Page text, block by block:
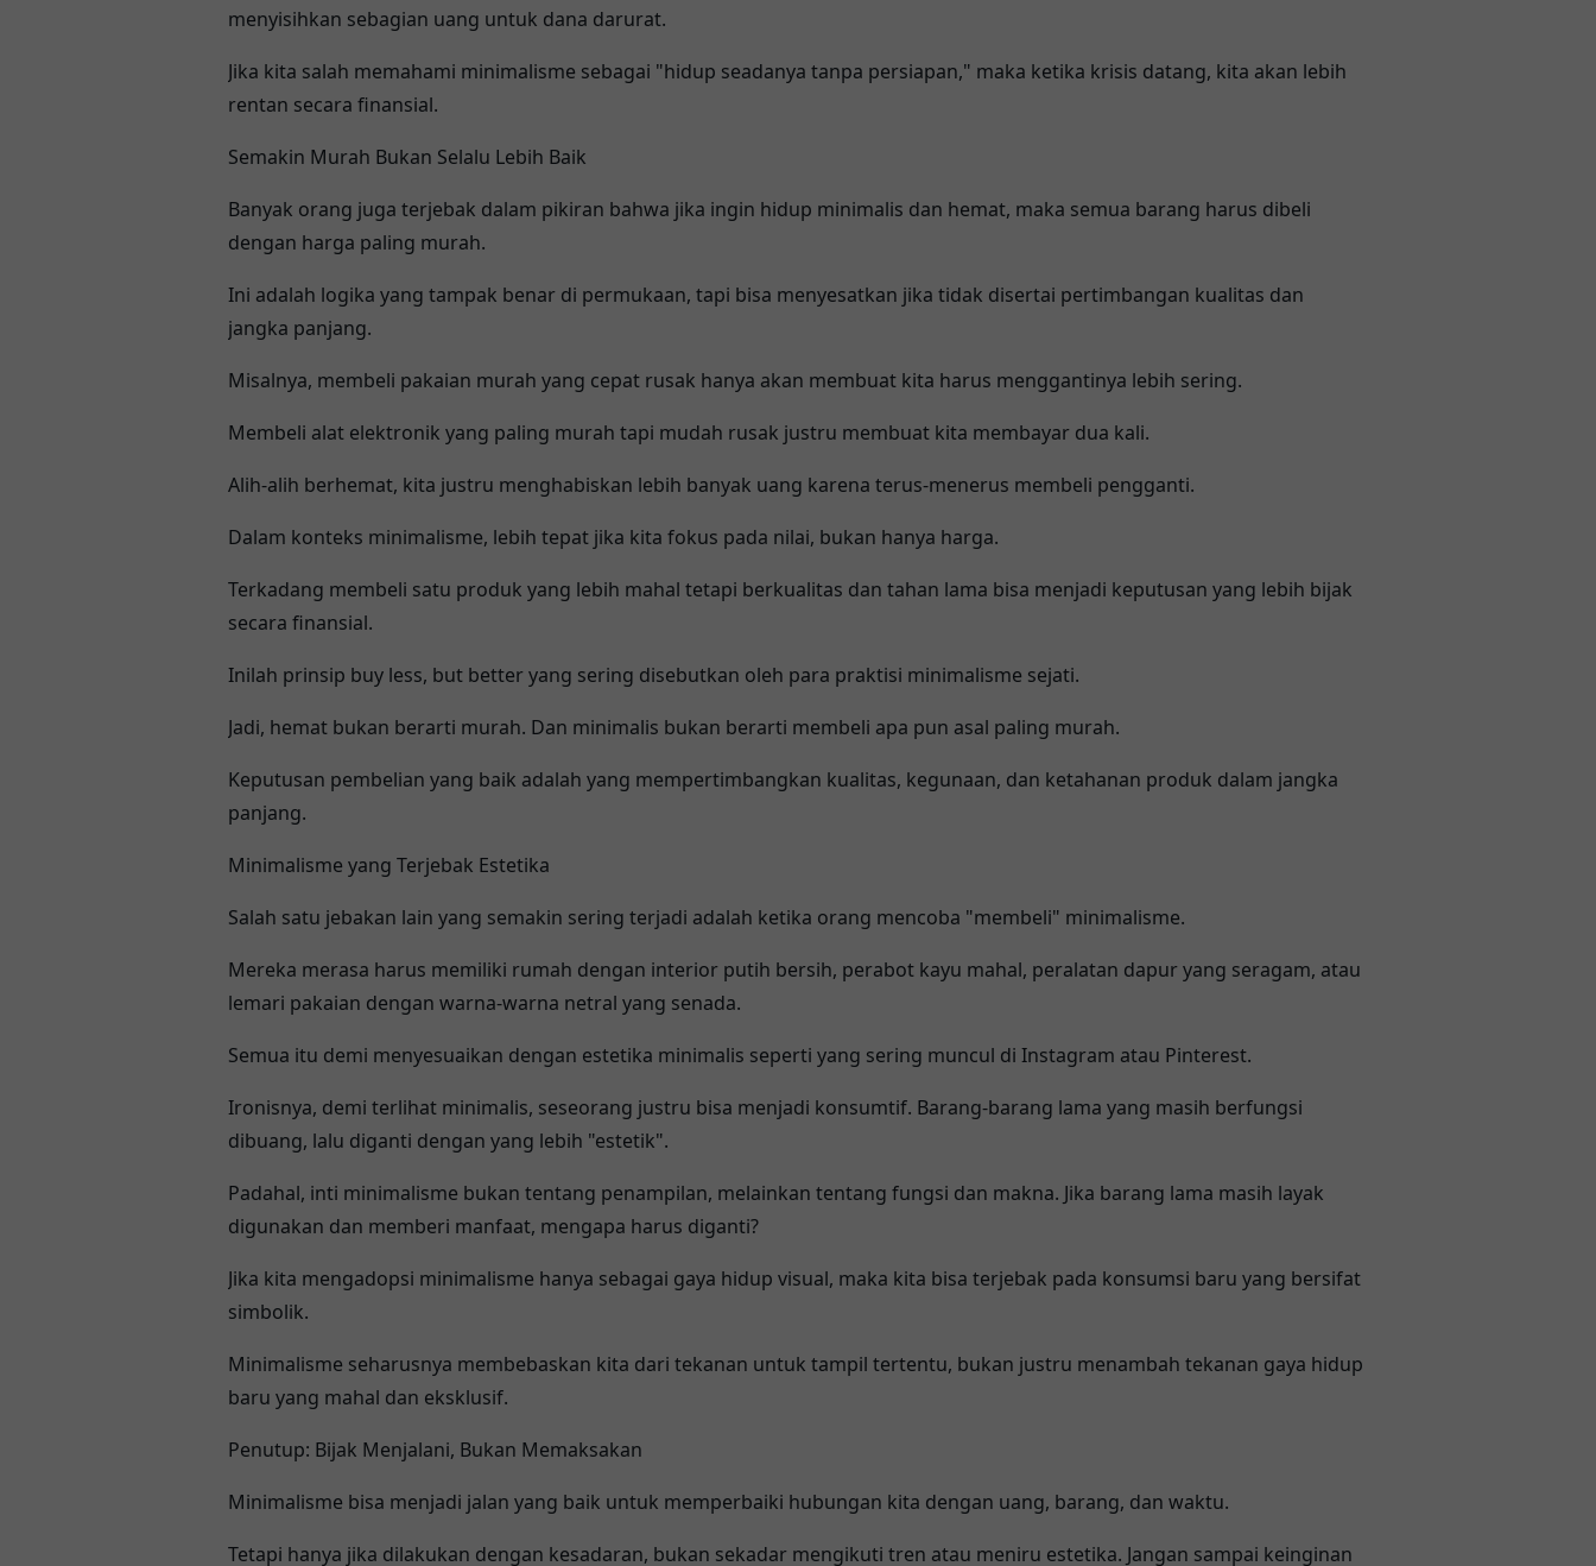
menyisihkan sebagian uang untuk dana darurat.
Jika kita salah memahami minimalisme sebagai "hidup seadanya tanpa persiapan," maka ketika krisis datang, kita akan lebih
rentan secara finansial.
Semakin Murah Bukan Selalu Lebih Baik
Banyak orang juga terjebak dalam pikiran bahwa jika ingin hidup minimalis dan hemat, maka semua barang harus dibeli
dengan harga paling murah.
Ini adalah logika yang tampak benar di permukaan, tapi bisa menyesatkan jika tidak disertai pertimbangan kualitas dan
jangka panjang.
Misalnya, membeli pakaian murah yang cepat rusak hanya akan membuat kita harus menggantinya lebih sering.
Membeli alat elektronik yang paling murah tapi mudah rusak justru membuat kita membayar dua kali.
Alih-alih berhemat, kita justru menghabiskan lebih banyak uang karena terus-menerus membeli pengganti.
Dalam konteks minimalisme, lebih tepat jika kita fokus pada nilai, bukan hanya harga.
Terkadang membeli satu produk yang lebih mahal tetapi berkualitas dan tahan lama bisa menjadi keputusan yang lebih bijak
secara finansial.
Inilah prinsip buy less, but better yang sering disebutkan oleh para praktisi minimalisme sejati.
Jadi, hemat bukan berarti murah. Dan minimalis bukan berarti membeli apa pun asal paling murah.
Keputusan pembelian yang baik adalah yang mempertimbangkan kualitas, kegunaan, dan ketahanan produk dalam jangka
panjang.
Minimalisme yang Terjebak Estetika
Salah satu jebakan lain yang semakin sering terjadi adalah ketika orang mencoba "membeli" minimalisme.
Mereka merasa harus memiliki rumah dengan interior putih bersih, perabot kayu mahal, peralatan dapur yang seragam, atau
lemari pakaian dengan warna-warna netral yang senada.
Semua itu demi menyesuaikan dengan estetika minimalis seperti yang sering muncul di Instagram atau Pinterest.
Ironisnya, demi terlihat minimalis, seseorang justru bisa menjadi konsumtif. Barang-barang lama yang masih berfungsi
dibuang, lalu diganti dengan yang lebih "estetik".
Padahal, inti minimalisme bukan tentang penampilan, melainkan tentang fungsi dan makna. Jika barang lama masih layak
digunakan dan memberi manfaat, mengapa harus diganti?
Jika kita mengadopsi minimalisme hanya sebagai gaya hidup visual, maka kita bisa terjebak pada konsumsi baru yang bersifat
simbolik.
Minimalisme seharusnya membebaskan kita dari tekanan untuk tampil tertentu, bukan justru menambah tekanan gaya hidup
baru yang mahal dan eksklusif.
Penutup: Bijak Menjalani, Bukan Memaksakan
Minimalisme bisa menjadi jalan yang baik untuk memperbaiki hubungan kita dengan uang, barang, dan waktu.
Tetapi hanya jika dilakukan dengan kesadaran, bukan sekadar mengikuti tren atau meniru estetika. Jangan sampai keinginan